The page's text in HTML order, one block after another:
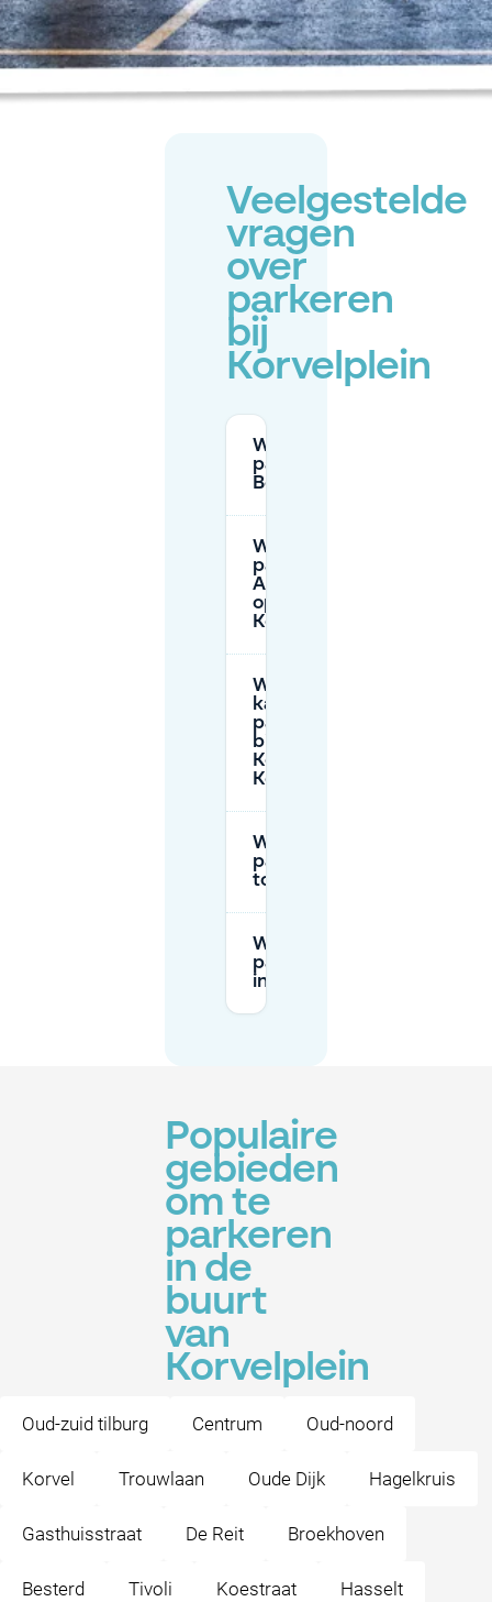
Veelgestelde
vragen
over
parkeren
bij
Korvelplein
Waar kan ik
parkeren op
Besterdplein?
Waar kan ik
parkeren bij
Albert Heijn
op
Korvelplein?
Waar
kan ik
parkeren
bij de
Korvelse
Kerk?
Waar is
parkeren
toegestaan?
Wat zijn de
parkeertarieven
in Tilburg?
Populaire
gebieden
om te
parkeren
in de
buurt
van
Korvelplein
Oud-zuid tilburg Centrum Oud-noord
Korvel Trouwlaan Oude Dijk Hagelkruis
Gasthuisstraat De Reit Broekhoven
Besterd Tivoli Koestraat Hasselt